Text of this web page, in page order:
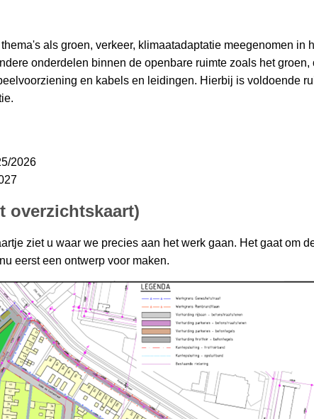
als groen, verkeer, klimaatadaptatie meegenomen in
onderdelen binnen de openbare ruimte zoals het groen,
en kabels en leidingen. Hierbij is voldoende
2026
overzichtskaart)
ziet u waar we precies aan het werk gaan. Het gaat om
eerst een ontwerp voor maken.